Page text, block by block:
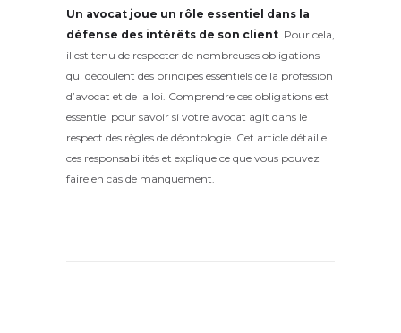
Un avocat joue un rôle essentiel dans la
défense des intérêts de son client. Pour cela,
il est tenu de respecter de nombreuses obligations
qui découlent des principes essentiels de la profession
d’avocat et de la loi. Comprendre ces obligations est
essentiel pour savoir si votre avocat agit dans le
respect des règles de déontologie. Cet article détaille
ces responsabilités et explique ce que vous pouvez
faire en cas de manquement.